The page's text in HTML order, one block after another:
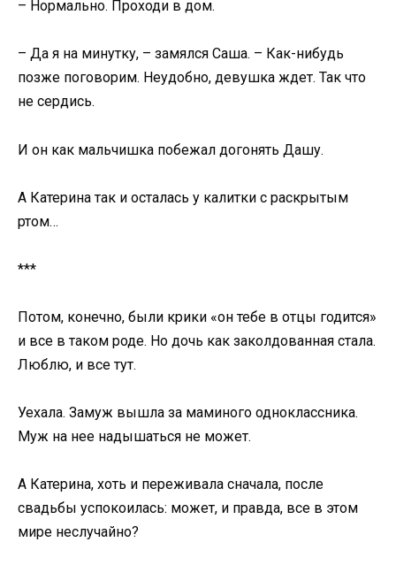
– Нормально. Проходи в дом.
– Да я на минутку, – замялся Саша. – Как-нибудь
позже поговорим. Неудобно, девушка ждет. Так что
не сердись.
И он как мальчишка побежал догонять Дашу.
А Катерина так и осталась у калитки с раскрытым
ртом…
***
Потом, конечно, были крики «он тебе в отцы годится»
и все в таком роде. Но дочь как заколдованная стала.
Люблю, и все тут.
Уехала. Замуж вышла за маминого одноклассника.
Муж на нее надышаться не может.
А Катерина, хоть и переживала сначала, после
свадьбы успокоилась: может, и правда, все в этом
мире неслучайно?